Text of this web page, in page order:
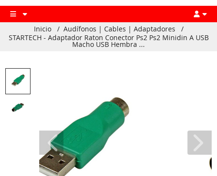
Inicio / Audífonos | Cables | Adaptadores
/
STARTECH - Adaptador Raton Conector Ps2 Ps2 Minidin A USB
Macho USB Hembra ...